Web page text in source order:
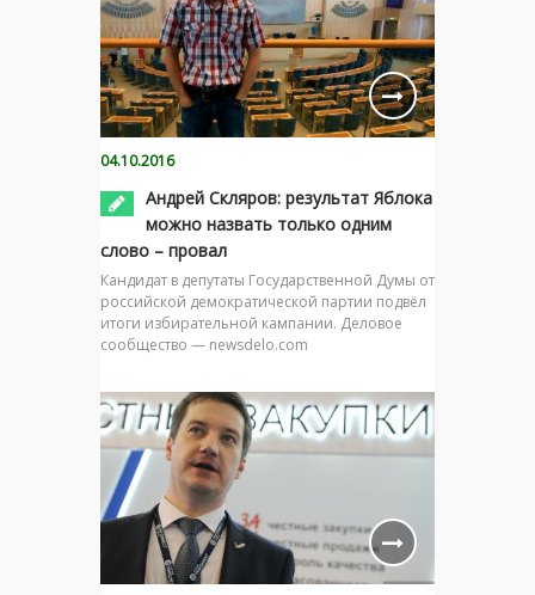
04.10.2016
Андрей Скляров: результат Яблока
можно назвать только одним
слово – провал
Кандидат в депутаты Государственной Думы от
российской демократической партии подвёл
итоги избирательной кампании. Деловое
сообщество — newsdelo.com